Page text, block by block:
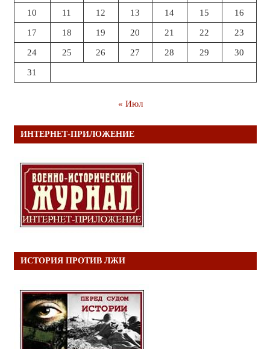
10 11 12 13 14 15 16
17 18 19 20 21 22 23
24 25 26 27 28 29 30
31
« Июл
ИНТЕРНЕТ-ПРИЛОЖЕНИЕ
ИСТОРИЯ ПРОТИВ ЛЖИ